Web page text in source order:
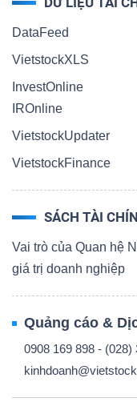
DataFeed
VietstockXLS
InvestOnline
IROnline
VietstockUpdater
VietstockFinance
SÁCH TÀI
Vai trò của Quan hệ
giá trị doanh nghiệp
Quảng cáo &
0908 169 898 - (028)